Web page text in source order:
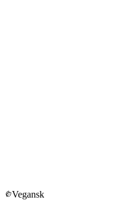
Vegansk